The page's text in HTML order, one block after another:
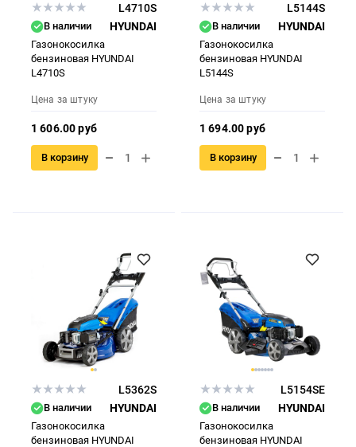
L4710S
В наличии HYUNDAI
Газонокосилка
бензиновая HYUNDAI
L4710S
Цена за штуку
1 606.00 руб
В корзину
L5144S
В наличии HYUNDAI
Газонокосилка
бензиновая HYUNDAI
L5144S
Цена за штуку
1 694.00 руб
В корзину
L5362S
В наличии HYUNDAI
Газонокосилка
бензиновая HYUNDAI
L5154SE
В наличии HYUNDAI
Газонокосилка
бензиновая HYUNDAI